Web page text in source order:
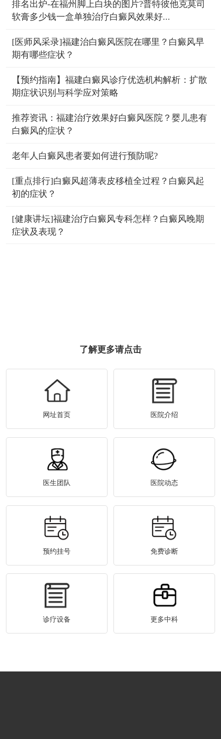
排名出炉-在福州脚上白块的图片?普特彼他克莫司
软膏多少钱一盒单独治疗白癜风效果好...
[医师风采录]福建治白癜风医院在哪里？白癜风早
期有哪些症状？
【预约指南】福建白癜风诊疗优选机构解析：扩散
期症状识别与科学应对策略
推荐资讯：福建治疗效果好白癜风医院？婴儿患有
白癜风的症状？
老年人白癜风患者要如何进行预防呢?
[重点排行]白癜风超薄表皮移植全过程？白癜风起
初的症状？
[健康讲坛]福建治疗白癜风专科怎样？白癜风晚期
症状及表现？
了解更多请点击
网址首页 医院介绍
医生团队 医院动态
预约挂号 免费诊断
诊疗设备 更多中科